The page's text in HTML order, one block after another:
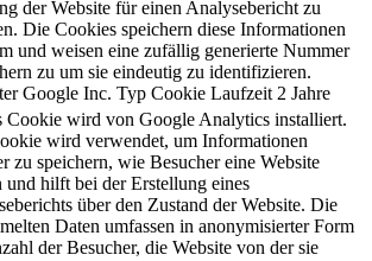
der Website für einen Analysebericht zu
Die Cookies speichern diese Informationen
und weisen eine zufällig generierte Nummer
zu um sie eindeutig zu identifizieren.
Google Inc. Typ Cookie Laufzeit 2 Jahre
Cookie wird von Google Analytics installiert.
wird verwendet, um Informationen
zu speichern, wie Besucher eine Website
und hilft bei der Erstellung eines
über den Zustand der Website. Die
Daten umfassen in anonymisierter Form
der Besucher, die Website von der sie